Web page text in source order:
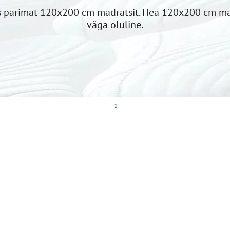
120x200 cm madratsit. Hea 120x200 cm
väga oluline.